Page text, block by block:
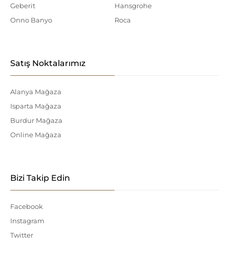
Geberit
Onno Banyo
Hansgrohe
Roca
Satış Noktalarımız
Alanya Mağaza
Isparta Mağaza
Burdur Mağaza
Online Mağaza
Bizi Takip Edin
Facebook
Instagram
Twitter